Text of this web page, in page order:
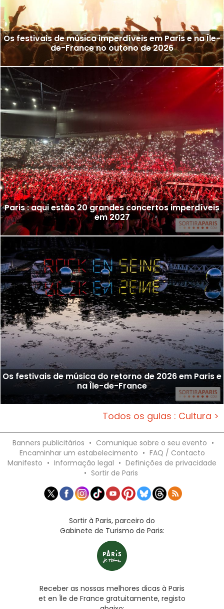
Os festivais de música imperdíveis em Paris e na Île-
de-France no outono de 2026
Paris : aqui estão 20 grandes concertos imperdíveis
em 2027
Os festivais de música do retorno de 2026 em Paris e
na Île-de-France
Todos os guias : Cultura >
Banners publicitários • Comunique sobre o seu evento •
Encaminhar um estabelecimento • FAQ / Contacto
Manifesto • Informação legal • Definições de privacidade
• Sortir de Paris
Sortir à Paris, parceiro do
Gabinete de Turismo de Paris:
Receber as nossas melhores dicas à Paris
et en Île de France gratuitamente, registo